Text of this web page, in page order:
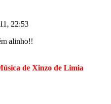
22:53
alinho!!
de Xinzo de Limia